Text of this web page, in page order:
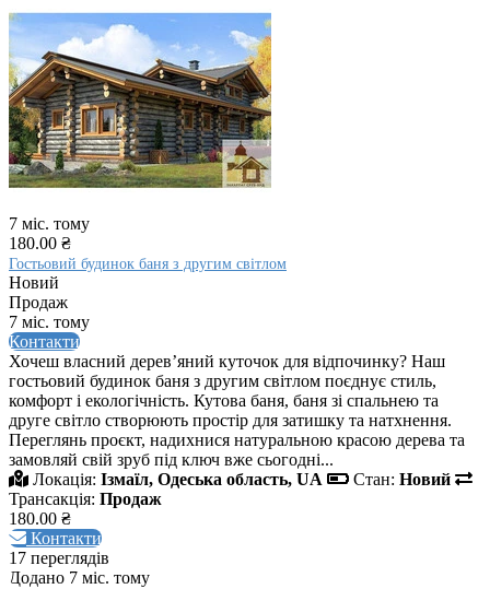
7 міс. тому
180.00 ₴
Гостьовий будинок баня з другим світлом
Новий
Продаж
7 міс. тому
Контакти
Хочеш власний дерев’яний куточок для відпочинку? Наш
гостьовий будинок баня з другим світлом поєднує стиль,
комфорт і екологічність. Кутова баня, баня зі спальнею та
друге світло створюють простір для затишку та натхнення.
Переглянь проєкт, надихнися натуральною красою дерева та
замовляй свій зруб під ключ вже сьогодні...
Локація: Ізмаїл, Одеська область, UA Стан: Новий
Трансакція: Продаж
180.00 ₴
Контакти
17 переглядів
Додано 7 міс. тому